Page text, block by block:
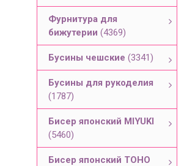
Фурнитура для
бижутерии (4369)
Бусины чешские (3341)
Бусины для рукоделия
(1787)
Бисер японский MIYUKI
(5460)
Бисер японский TOHO